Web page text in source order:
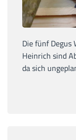
Die fünf Degus
Heinrich sind
da sich